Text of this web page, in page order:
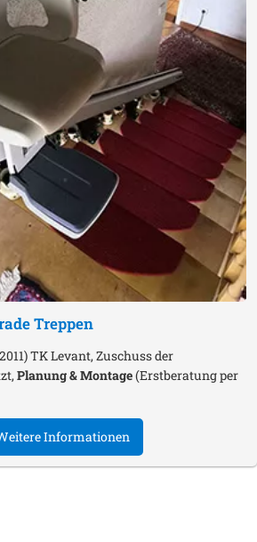
Treppen
TK Levant, Zuschuss der
Planung & Montage(Erstberatung per
Informationen